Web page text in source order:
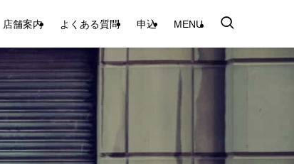
店舗案内 よくある質問 申込 MENU